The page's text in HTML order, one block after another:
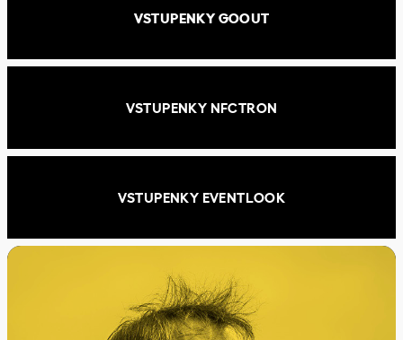
VSTUPENKY GOOUT
VSTUPENKY NFCTRON
VSTUPENKY EVENTLOOK